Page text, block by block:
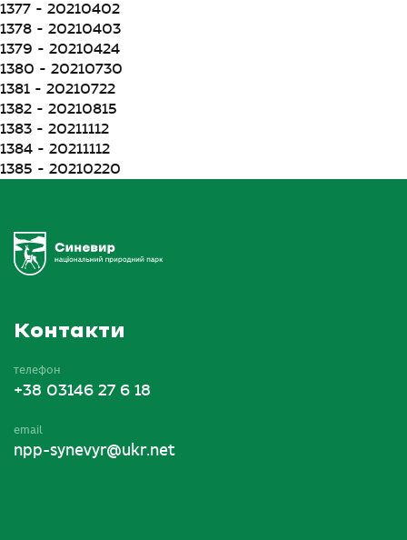
1377 - 20210402
1378 - 20210403
1379 - 20210424
1380 - 20210730
1381 - 20210722
1382 - 20210815
1383 - 20211112
1384 - 20211112
1385 - 20210220
Контакти
телефон
+38 03146 27 6 18
email
npp-synevyr@ukr.net